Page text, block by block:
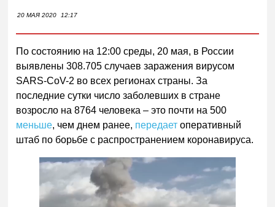
20 МАЯ 2020 12:17
По состоянию на 12:00 среды, 20 мая, в России
выявлены 308.705 случаев заражения вирусом
SARS-CoV-2 во всех регионах страны. За
последние сутки число заболевших в стране
возросло на 8764 человека – это почти на 500
меньше, чем днем ранее, передает оперативный
штаб по борьбе с распространением коронавируса.